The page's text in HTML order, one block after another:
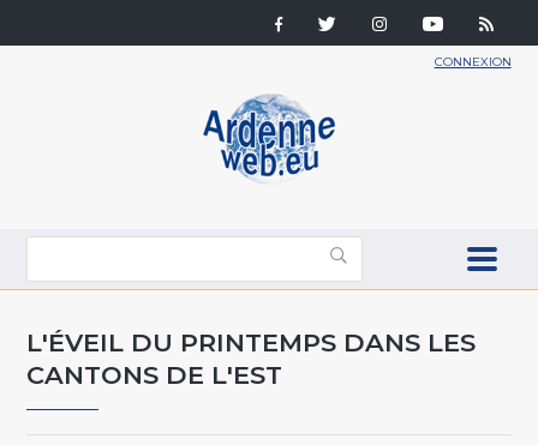
CONNEXION
L'ÉVEIL DU PRINTEMPS DANS LES
CANTONS DE L'EST